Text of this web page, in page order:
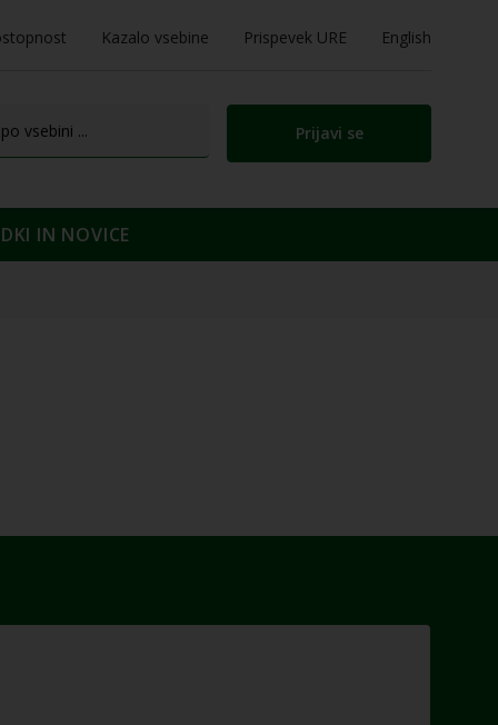
Kazalo vsebine Prispevek URE English
Prijavi se
IN NOVICE